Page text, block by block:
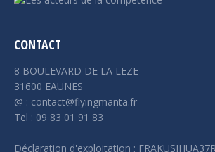
CONTACT
8 BOULEVARD DE LA LEZE
31600 EAUNES
@ : contact@flyingmanta.fr
Tel : 09 83 01 91 83
Déclaration d'exploitation :